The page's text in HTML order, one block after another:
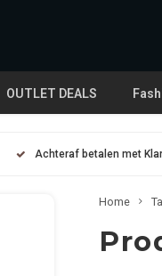
OUTLET DEALS
Achteraf betalen met
Home